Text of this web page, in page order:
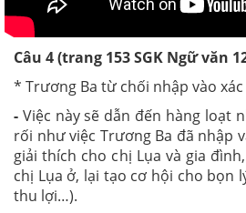
Câu 4 (trang 153 SGK Ngữ văn
* Trương Ba từ chối nhập vào xác
- Việc này sẽ dẫn đến hàng loạt
rối như việc Trương Ba đã nhập
giải thích cho chị Lụa và gia
chị Lụa ở, lại tạo cơ hội cho bọn
thu lợi…).